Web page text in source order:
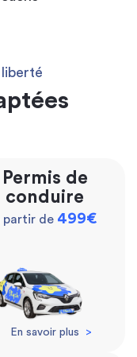
Permis de
conduire
partir de 499€
En savoir plus >